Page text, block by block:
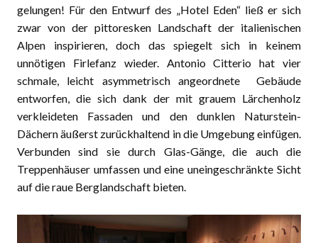
gelungen! Für den Entwurf des „Hotel Eden“ ließ er sich
zwar von der pittoresken Landschaft der italienischen
Alpen inspirieren, doch das spiegelt sich in keinem
unnötigen Firlefanz wieder. Antonio Citterio hat vier
schmale, leicht asymmetrisch angeordnete Gebäude
entworfen, die sich dank der mit grauem Lärchenholz
verkleideten Fassaden und den dunklen Naturstein-
Dächern äußerst zurückhaltend in die Umgebung einfügen.
Verbunden sind sie durch Glas-Gänge, die auch die
Treppenhäuser umfassen und eine uneingeschränkte Sicht
auf die raue Berglandschaft bieten.